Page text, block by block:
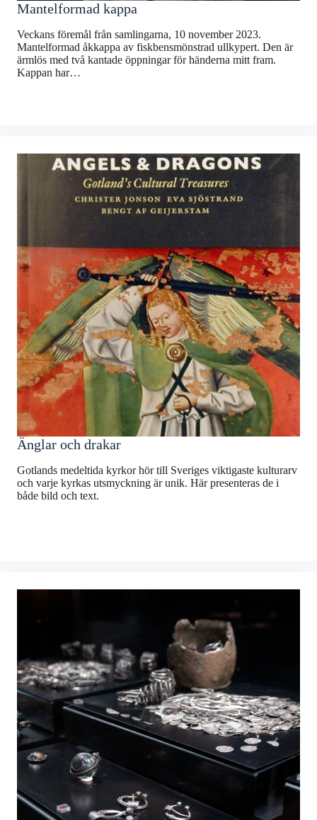
Mantelformad kappa
Veckans föremål från samlingarna, 10 november 2023.
Mantelformad åkkappa av fiskbensmönstrad ullkypert. Den är
ärmlös med två kantade öppningar för händerna mitt fram.
Kappan har…
Änglar och drakar
Gotlands medeltida kyrkor hör till Sveriges viktigaste kulturarv
och varje kyrkas utsmyckning är unik. Här presenteras de i
både bild och text.